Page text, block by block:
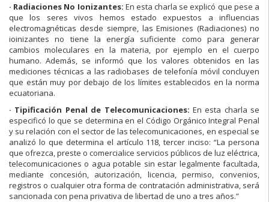
· Radiaciones No Ionizantes: En esta charla se explicó que pese a
que los seres vivos hemos estado expuestos a influencias
electromagnéticas desde siempre, las Emisiones (Radiaciones) no
ioinizantes no tiene la energía suficiente como para generar
cambios moleculares en la materia, por ejemplo en el cuerpo
humano. Además, se informó que los valores obtenidos en las
mediciones técnicas a las radiobases de telefonía móvil concluyen
que están muy por debajo de los límites establecidos en la norma
ecuatoriana.
· Tipificación Penal de Telecomunicaciones: En esta charla se
especificó lo que se determina en el Código Orgánico Integral Penal
y su relación con el sector de las telecomunicaciones, en especial se
analizó lo que determina el artículo 118, tercer inciso: “La persona
que ofrezca, preste o comercialice servicios públicos de luz eléctrica,
telecomunicaciones o agua potable sin estar legalmente facultada,
mediante concesión, autorización, licencia, permiso, convenios,
registros o cualquier otra forma de contratación administrativa, será
sancionada con pena privativa de libertad de uno a tres años.”